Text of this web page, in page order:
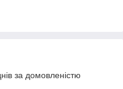
за домовленістю